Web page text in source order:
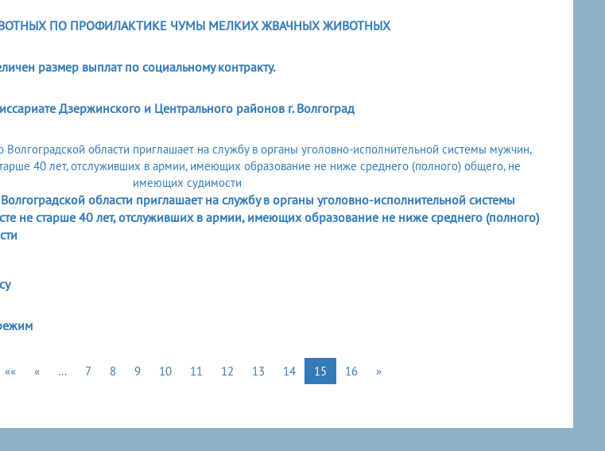
ПО ПРОФИЛАКТИКЕ ЧУМЫ МЕЛКИХ ЖВАЧНЫХ ЖИВОТНЫХ
размер выплат по социальному контракту.
Дзержинского и Центрального районов г. Волгоград
области приглашает на службу в органы уголовно-исполнительной системы
не старше 40 лет, отслуживших в армии, имеющих образование не ниже среднего (полного)
«« « … 7 8 9 10 11 12 13 14 15 16 »